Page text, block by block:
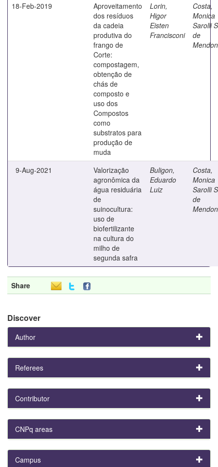
18-Feb-2019
Aproveitamento
dos resíduos
da cadeia
produtiva do
frango de
Corte:
compostagem,
obtenção de
chás de
composto e
uso dos
Compostos
como
substratos para
produção de
muda
Lorin,
Higor
Eisten
Francisconi
Costa,
Monica
Sarolli
de
9-Aug-2021
Valorização
agronômica da
água residuária
de
suinocultura:
uso de
biofertilizante
na cultura do
milho de
segunda safra
Buligon,
Eduardo
Luiz
Costa,
Monica
Sarolli
de
Share
Discover
Author
Referees
Contributor
CNPq areas
Campus